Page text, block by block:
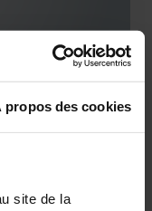
propos des cookies
site de la
or buying an
guided by the